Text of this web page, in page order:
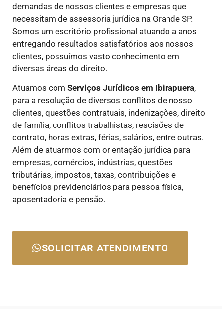
demandas de nossos clientes e empresas que
necessitam de assessoria jurídica na Grande SP.
Somos um escritório profissional atuando a anos
entregando resultados satisfatórios aos nossos
clientes, possuímos vasto conhecimento em
diversas áreas do direito.
Atuamos com Serviços Jurídicos em Ibirapuera,
para a resolução de diversos conflitos de nosso
clientes, questões contratuais, indenizações, direito
de família, conflitos trabalhistas, rescisões de
contrato, horas extras, férias, salários, entre outras.
Além de atuarmos com orientação jurídica para
empresas, comércios, indústrias, questões
tributárias, impostos, taxas, contribuições e
benefícios previdenciários para pessoa física,
aposentadoria e pensão.
SOLICITAR ATENDIMENTO